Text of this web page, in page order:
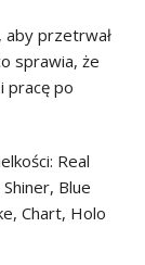
aby przetrwał
sprawia, że
pracę po
Real
Blue
Chart, Holo